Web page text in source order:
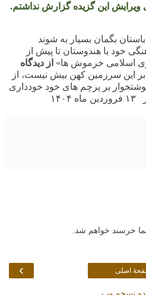
ویرایش این گزیده گزارش نداشتم.
باستان بگمان بسیار به شوند
خود با هندوستان تا پیش از
اسلامی خرموش ها» از دیدگاه
بر این سرزمین کهن بیش نیست، از
بر پرچم های خود خودداری
شما خرسند خواهم شد.
› اصلی
نسخه وب